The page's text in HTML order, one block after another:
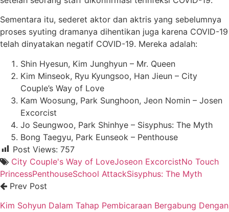
Sementara itu, sederet aktor dan aktris yang sebelumnya
proses syuting dramanya dihentikan juga karena COVID-19
telah dinyatakan negatif COVID-19. Mereka adalah:
Shin Hyesun, Kim Junghyun – Mr. Queen
Kim Minseok, Ryu Kyungsoo, Han Jieun – City
Couple’s Way of Love
Kam Woosung, Park Sunghoon, Jeon Nomin – Josen
Excorcist
Jo Seungwoo, Park Shinhye – Sisyphus: The Myth
Bong Taegyu, Park Eunseok – Penthouse
Post Views: 757
City Couple's Way of LoveJoseon ExcorcistNo Touch
PrincessPenthouseSchool AttackSisyphus: The Myth
Prev Post
Kim Sohyun Dalam Tahap Pembicaraan Bergabung Dengan